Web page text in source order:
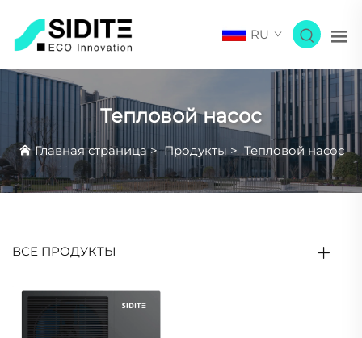
RU
Тепловой насос
Главная страница>Продукты >Тепловой насос
ВСЕ ПРОДУКТЫ